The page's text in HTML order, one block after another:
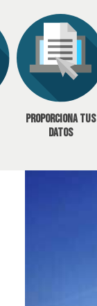
Proporciona tus
datos